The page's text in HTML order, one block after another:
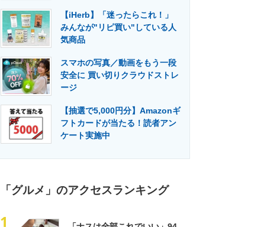
【iHerb】「迷ったらこれ！」
みんなが"リピ買い"している人
気商品
スマホの写真／動画をもう一段
安全に 買い切りクラウドストレ
ージ
【抽選で5,000円分】Amazonギ
フトカードが当たる！読者アン
ケート実施中
「グルメ」のアクセスランキング
1